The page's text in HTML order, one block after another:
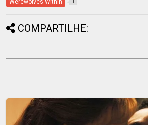
Werewolves Within 1
COMPARTILHE: